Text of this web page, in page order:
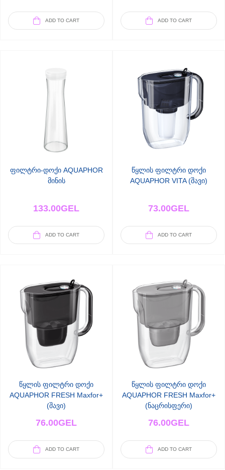
ADD TO CART ADD TO CART
ფილტრი-დოქი AQUAPHOR
მინის
133.00GEL
ADD TO CART
წყლის ფილტრი დოქი
AQUAPHOR VITA (შავი)
73.00GEL
ADD TO CART
წყლის ფილტრი დოქი
AQUAPHOR FRESH Maxfor+
(შავი)
76.00GEL
ADD TO CART
წყლის ფილტრი დოქი
AQUAPHOR FRESH Maxfor+
(ნაცრისფერი)
76.00GEL
ADD TO CART